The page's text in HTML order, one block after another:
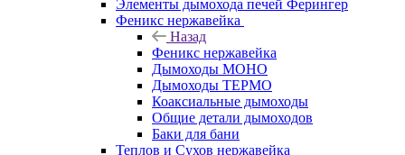
Элементы дымохода печей Ферингер
Феникс нержавейка
Назад
Феникс нержавейка
Дымоходы МОНО
Дымоходы ТЕРМО
Коаксиальные дымоходы
Общие детали дымоходов
Баки для бани
Теплов и Сухов нержавейка